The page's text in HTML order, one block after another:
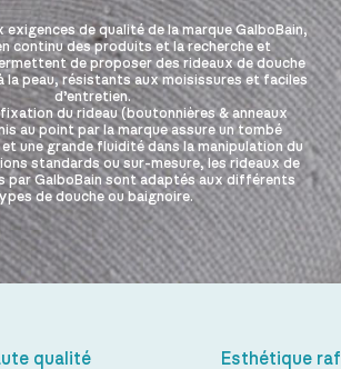
exigences de qualité de la marque GalboBain,
continu des produits et la recherche et
de proposer des rideaux de douche
la peau, résistants aux moisissures et faciles
d’entretien.
du rideau (boutonnières & anneaux
au point par la marque assure un tombé
une grande fluidité dans la manipulation du
standards ou sur-mesure, les rideaux de
par GalboBain sont adaptés aux différents
de douche ou baignoire.
qualité Esthétique